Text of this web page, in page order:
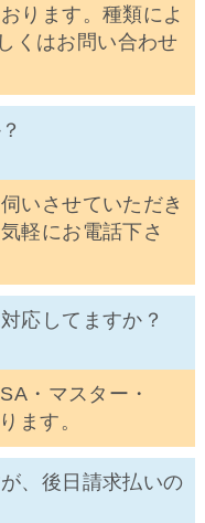
ります。種類によ
くはお問い合わせ
いさせていただき
軽にお電話下さ
応してますか？
・マスター・
ます。
、後日請求払いの